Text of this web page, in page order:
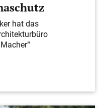
hat das